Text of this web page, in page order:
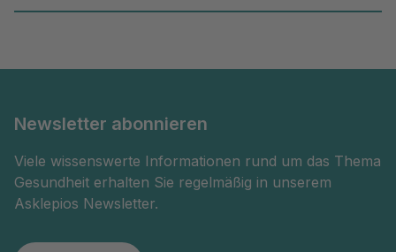
Newsletter abonnieren
Viele wissenswerte Informationen rund um das Thema
Gesundheit erhalten Sie regelmäßig in unserem
Asklepios Newsletter.